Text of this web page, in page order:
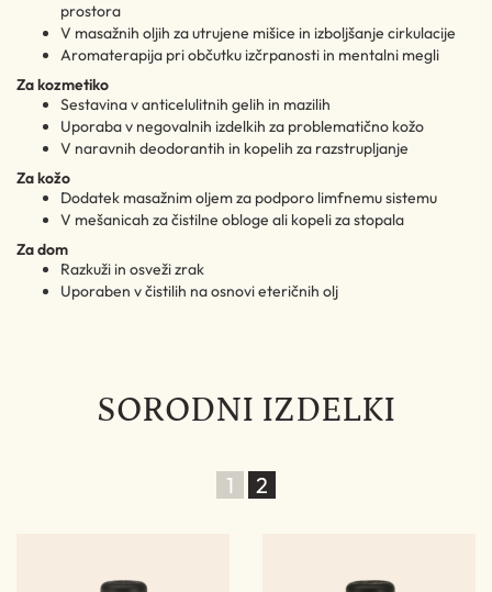
prostora
V masažnih oljih za utrujene mišice in izboljšanje cirkulacije
Aromaterapija pri občutku izčrpanosti in mentalni megli
Za kozmetiko
Sestavina v anticelulitnih gelih in mazilih
Uporaba v negovalnih izdelkih za problematično kožo
V naravnih deodorantih in kopelih za razstrupljanje
Za kožo
Dodatek masažnim oljem za podporo limfnemu sistemu
V mešanicah za čistilne obloge ali kopeli za stopala
Za dom
Razkuži in osveži zrak
Uporaben v čistilih na osnovi eteričnih olj
SORODNI IZDELKI
1 2